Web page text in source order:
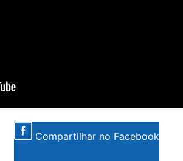
Compartilhar no Facebook